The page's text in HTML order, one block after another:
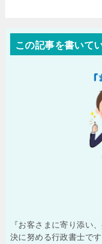
この記事を書いて
『お客さまに寄り添い
決に努める行政書士で